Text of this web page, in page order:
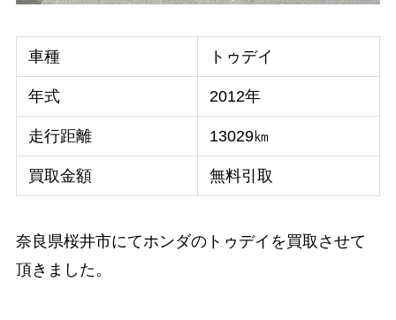
車種 トゥデイ
年式 2012年
走行距離 13029㎞
買取金額 無料引取
奈良県桜井市にてホンダのトゥデイを買取させて
頂きました。